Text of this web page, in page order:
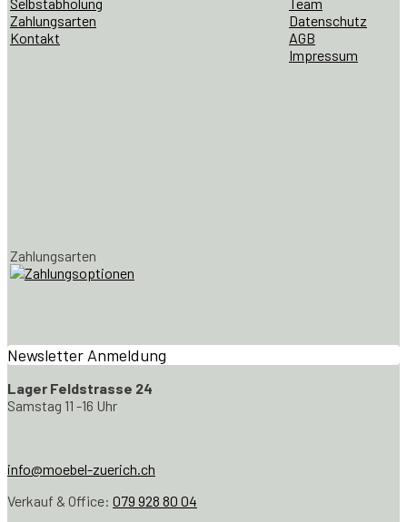
Zahlungsarten
Kontakt
Datenschutz
AGB
Impressum
Zahlungsarten
Newsletter Anmeldung
Lager Feldstrasse 24
Samstag 11 -16 Uhr
info@moebel-zuerich.ch
Verkauf & Office: 079 928 80 04